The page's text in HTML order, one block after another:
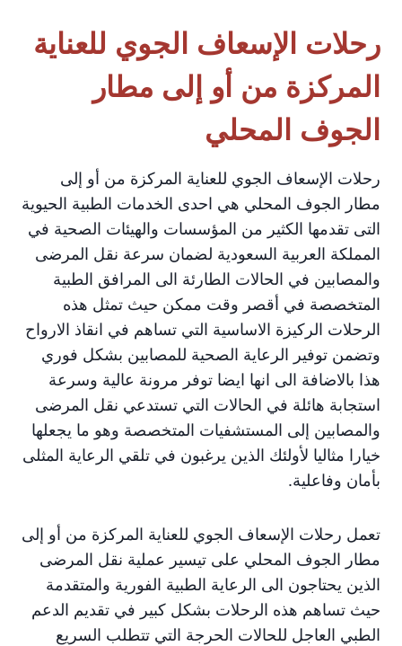
رحلات الإسعاف الجوي للعناية
المركزة من أو إلى مطار
الجوف المحلي
رحلات الإسعاف الجوي للعناية المركزة من أو إلى
مطار الجوف المحلي هي احدى الخدمات الطبية الحيوية
التى تقدمها الكثير من المؤسسات والهيئات الصحية في
المملكة العربية السعودية لضمان سرعة نقل المرضى
والمصابين في الحالات الطارئة الى المرافق الطبية
المتخصصة في أقصر وقت ممكن حيث تمثل هذه
الرحلات الركيزة الاساسية التي تساهم في انقاذ الارواح
وتضمن توفير الرعاية الصحية للمصابين بشكل فوري
هذا بالاضافة الى انها ايضا توفر مرونة عالية وسرعة
استجابة هائلة في الحالات التي تستدعي نقل المرضى
والمصابين إلى المستشفيات المتخصصة وهو ما يجعلها
خيارا مثاليا لأولئك الذين يرغبون في تلقي الرعاية المثلى
بأمان وفاعلية.
تعمل رحلات الإسعاف الجوي للعناية المركزة من أو إلى
مطار الجوف المحلي على تيسير عملية نقل المرضى
الذين يحتاجون الى الرعاية الطبية الفورية والمتقدمة
حيث تساهم هذه الرحلات بشكل كبير في تقديم الدعم
الطبي العاجل للحالات الحرجة التي تتطلب السريع